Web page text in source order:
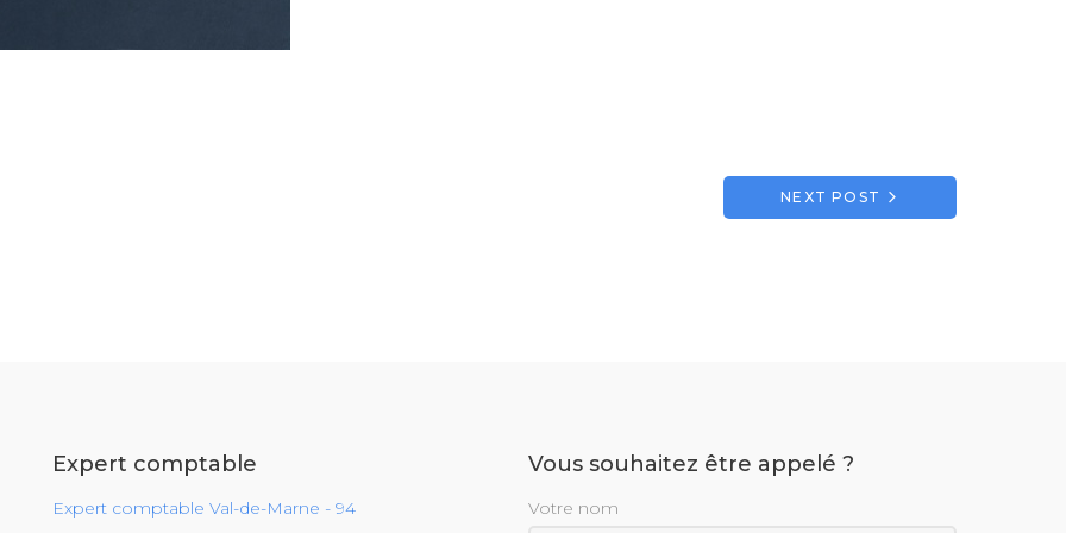
NEXT POST
Expert comptable
Expert comptable Val-de-Marne - 94
Vous souhaitez être appelé ?
Votre nom